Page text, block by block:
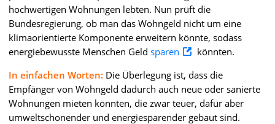
hochwertigen Wohnungen lebten. Nun prüft die
Bundesregierung, ob man das Wohngeld nicht um eine
klimaorientierte Komponente erweitern könnte, sodass
energiebewusste Menschen Geld sparen
könnten.
In einfachen Worten: Die Überlegung ist, dass die
Empfänger von Wohngeld dadurch auch neue oder sanierte
Wohnungen mieten könnten, die zwar teuer, dafür aber
umweltschonender und energiesparender gebaut sind.